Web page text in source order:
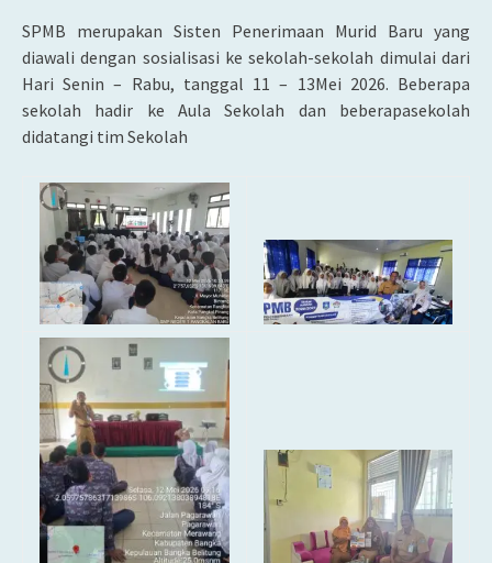
SPMB merupakan Sisten Penerimaan Murid Baru yang
diawali dengan sosialisasi ke sekolah-sekolah dimulai dari
Hari Senin – Rabu, tanggal 11 – 13Mei 2026. Beberapa
sekolah hadir ke Aula Sekolah dan beberapasekolah
didatangi tim Sekolah